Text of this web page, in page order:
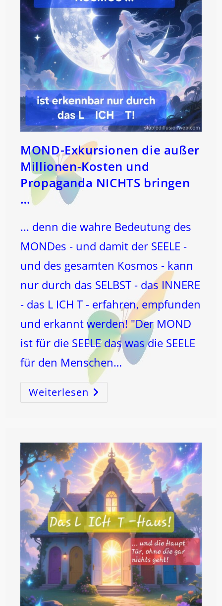
MOND-Exkursionen die außer
Millionen-Kosten und
Propaganda NICHTS bringen
…
... denn die wahre Bedeutung des
MONDes - und damit der SEELE -
und des gesamten Kosmos - kann
nur durch das SELBST - das INNERE
- das L ICH T - erfahren, empfunden
und erkannt werden! "Der MOND
ist für die SEELE das was die SEELE
für den Menschen…
Weiterlesen MOND-
Exkursionen
Die
NICHTS
Bringen
…